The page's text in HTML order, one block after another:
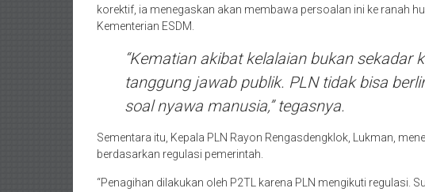
korektif, ia menegaskan akan membawa persoalan ini ke ranah
Kementerian ESDM.
“Kematian akibat kelalaian bukan sekadar
tanggung jawab publik. PLN tidak bisa
soal nyawa manusia,” tegasnya.
Sementara itu, Kepala PLN Rayon Rengasdengklok, Lukman,
berdasarkan regulasi pemerintah.
“Penagihan dilakukan oleh P2TL karena PLN mengikuti regulasi.